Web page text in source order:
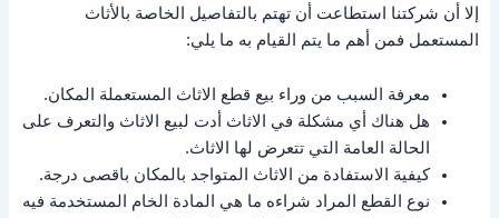
إلا أن شركتنا استطاعت أن تهتم بالتفاصيل الخاصة بالأثاث
المستعمل فمن أهم ما يتم القيام به ما يلي:
معرفة السبب من وراء بيع قطع الاثاث المستعملة المكان.
هل هناك أي مشكلة في الاثاث أدت لبيع الاثاث والتعرف على
الحالة العامة التي تتعرض لها الاثاث.
كيفية الاستفادة من الاثاث المتواجد بالمكان باقصى درجة.
نوع القطع المراد شراءه ما هي المادة الخام المستخدمة فيه